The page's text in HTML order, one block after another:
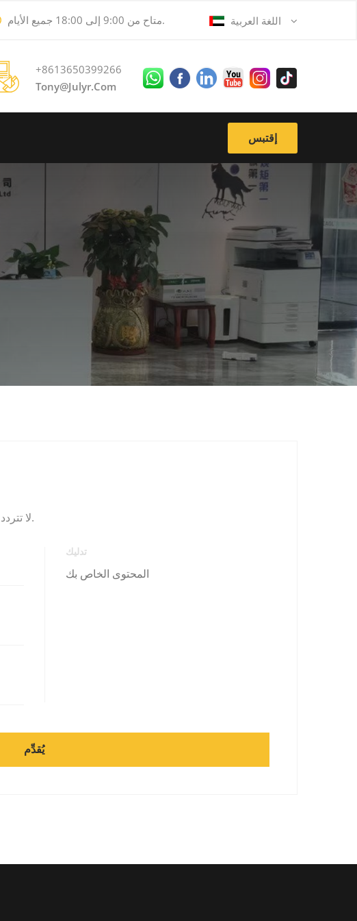
متاح من 9:00 إلى 18:00 جميع الأيام.
+8613650399266
Tony@julyr.com
إقتبس
لا تتردد في الاتصال بنا ، وسوف يساعدك خبرائنا 24/7.
تدليك
يُقدِّم